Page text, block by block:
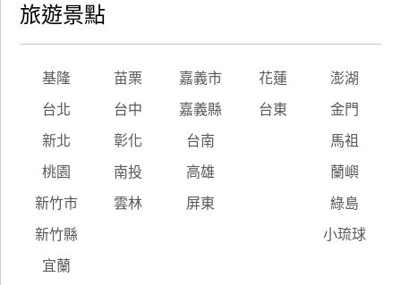
旅遊景點
基隆 苗栗 嘉義市 花蓮 澎湖
台北 台中 嘉義縣 台東 金門
新北 彰化 台南 馬祖
桃園 南投 高雄 蘭嶼
新竹市 雲林 屏東 綠島
新竹縣 小琉球
宜蘭